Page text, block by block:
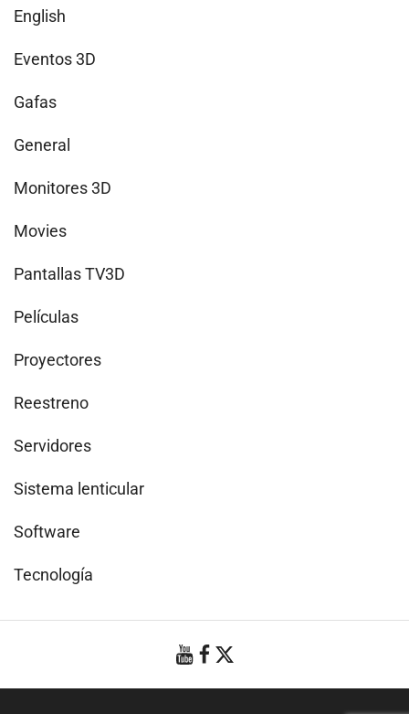
English
Eventos 3D
Gafas
General
Monitores 3D
Movies
Pantallas TV3D
Películas
Proyectores
Reestreno
Servidores
Sistema lenticular
Software
Tecnología